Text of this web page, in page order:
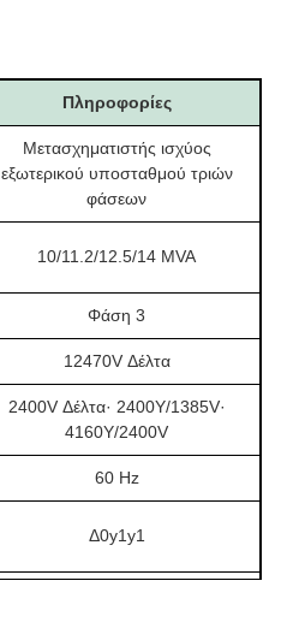
Πληροφορίες
Μετασχηματιστής ισχύος
εξωτερικού υποσταθμού τριών
φάσεων
10/11.2/12.5/14 MVA
Φάση 3
12470V Δέλτα
2400V Δέλτα· 2400Y/1385V·
4160Y/2400V
60 Hz
Δ0y1y1